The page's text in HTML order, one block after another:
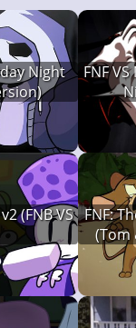
Night
FNF
(FNB VS FNF:
(Tom